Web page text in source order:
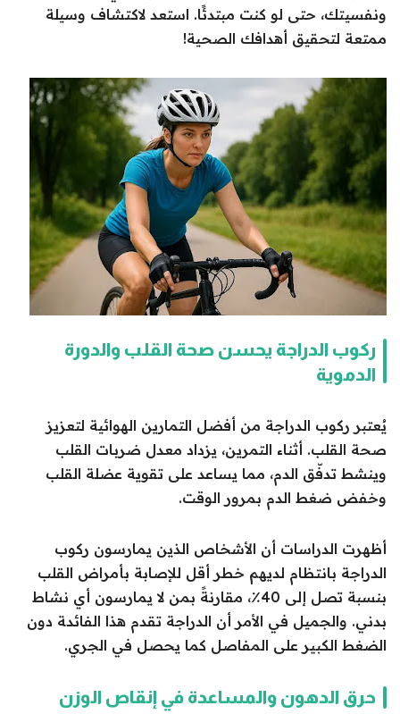
ونفسيتك، حتى لو كنت مبتدئًا. استعد لاكتشاف وسيلة
ممتعة لتحقيق أهدافك الصحية!
ركوب الدراجة يحسن صحة القلب والدورة
الدموية
يُعتبر ركوب الدراجة من أفضل التمارين الهوائية لتعزيز
صحة القلب. أثناء التمرين، يزداد معدل ضربات القلب
وينشط تدفّق الدم، مما يساعد على تقوية عضلة القلب
وخفض ضغط الدم بمرور الوقت.
أظهرت الدراسات أن الأشخاص الذين يمارسون ركوب
الدراجة بانتظام لديهم خطر أقل للإصابة بأمراض القلب
بنسبة تصل إلى 40٪، مقارنةً بمن لا يمارسون أي نشاط
بدني. والجميل في الأمر أن الدراجة تقدم هذا الفائد‍ة دون
الضغط الكبير على المفاصل كما يحصل في الجري.
حرق الدهون والمساعدة في إنقاص الوزن